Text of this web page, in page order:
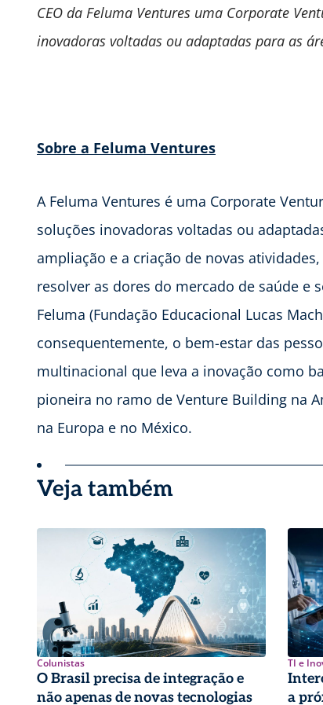
CEO da Feluma Ventures uma Corporate
inovadoras voltadas ou adaptadas para as
Sobre a Feluma Ventures
A Feluma Ventures é uma Corporate
soluções inovadoras voltadas ou
ampliação e a criação de novas
resolver as dores do mercado de saúde e
Feluma (Fundação Educacional Lucas
consequentemente, o bem-estar das
multinacional que leva a inovação como
pioneira no ramo de Venture Building na
na Europa e no México.
Veja também
Colunistas
O Brasil precisa de integração e
não apenas de novas tecnologias
TI e
a